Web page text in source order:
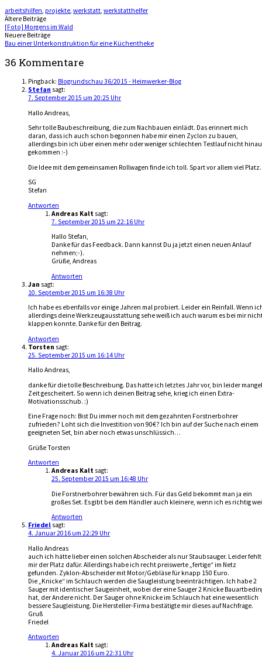
arbeitshilfen projekte werkstatt werkstatthelfer
Beitragsnavigation
Ältere Beiträge
[Foto] Morgens im Wald
Neuere Beiträge
Bau einer Unterkonstruktion für eine Küchentheke
36 Kommentare
Pingback: Blogrundschau 36/2015 - Heimwerker-Blog
Stefan sagt:
7. September 2015 um 20:25 Uhr
Hallo Andreas,
Sehr tolle Baubeschreibung, die zum Nachbauen einlädt. Das erinnert mich
daran, dass ich auch schon begonnen habe mir einen Zyclon zu bauen,
allerdings bin ich über einen mehr oder weniger schlechten Testlauf nicht
gekommen :-)
Die Idee mit dem gemeinsamen Rollwagen finde ich toll. Spart vor allem viel Platz.
SG
Stefan
Antworten
Andreas Kalt sagt:
7. September 2015 um 22:16 Uhr
Hallo Stefan,
Danke für das Feedback. Dann kannst Du ja jetzt einen neuen Anlauf
nehmen;-).
Grüße, Andreas
Antworten
Jan sagt:
10. September 2015 um 16:38 Uhr
Ich habe es ebenfalls vor einige Jahren mal probiert. Leider ein Reinfall. Wenn
allerdings deine Werkzeugausstattung sehe weiß ich auch warum es bei mir
klappen konnte. Danke für den Beitrag.
Antworten
Torsten sagt:
25. September 2015 um 16:14 Uhr
Hallo Andreas,
danke für die tolle Beschreibung. Das hatte ich letztes Jahr vor, bin leider
Zeit gescheitert. So wenn ich deinen Beitrag sehe, krieg ich einen Extra-
Motivationsschub. :)
Eine Frage noch: Bist Du immer noch mit dem gezahnten Forstnerbohrer
zufrieden? Loht sich die Investition von 90€? Ich bin auf der Suche nach einem
geeigneten Set, bin aber noch etwas unschlüssich…
Grüße Torsten
Antworten
Andreas Kalt sagt:
25. September 2015 um 16:48 Uhr
Die Forstnerbohrer bewähren sich. Für das Geld bekommt man ja ein
großes Set. Es gibt bei dem Händler auch kleinere, wenn ich es richtig
Antworten
Friedel sagt:
4. Januar 2016 um 22:29 Uhr
Hallo Andreas
auch ich hätte lieber einen solchen Abscheider als nur Staubsauger. Leider fehlt
mir der Platz dafür. Allerdings habe ich recht preiswerte „fertige“ im Netz
gefunden. Zyklon-Abscheider mit Motor/Gebläse für knapp 150 Euro.
Die „Knicke“ im Schlauch werden die Saugleistung beeinträchtigen. Ich habe 2
Sauger mit identischer Saugeinheit, wobei der eine Sauger 2 Knicke
hat, der Andere nicht. Der Sauger ohne Knicke im Schlauch hat eine wesentlich
bessere Saugleistung. Die Hersteller-Firma bestätigte mir dieses auf Nachfrage.
Gruß
Friedel
Antworten
Andreas Kalt sagt:
4. Januar 2016 um 22:31 Uhr